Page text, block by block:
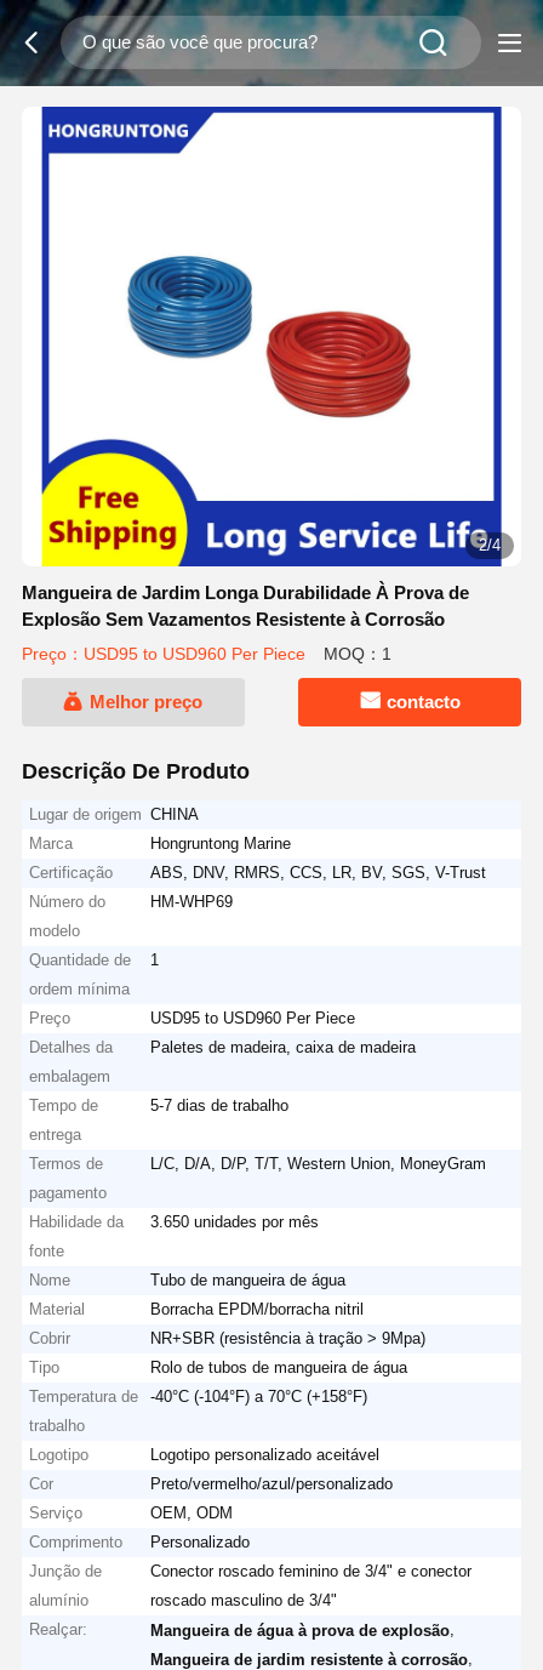
2/4
Mangueira de Jardim Longa Durabilidade À Prova de
Explosão Sem Vazamentos Resistente à Corrosão
Preço：USD95 to USD960 Per Piece MOQ：1
Melhor preço contacto
Descrição De Produto
Lugar de origem CHINA
Marca
Hongruntong Marine
Certificação
ABS, DNV, RMRS, CCS, LR, BV, SGS, V-Trust
Número do
modelo
HM-WHP69
Quantidade de
ordem mínima
1
Preço
USD95 to USD960 Per Piece
Detalhes da
embalagem
Paletes de madeira, caixa de madeira
Tempo de
entrega
5-7 dias de trabalho
Termos de
pagamento
L/C, D/A, D/P, T/T, Western Union, MoneyGram
Habilidade da
fonte
3.650 unidades por mês
Nome
Tubo de mangueira de água
Material
Borracha EPDM/borracha nitril
Cobrir
NR+SBR (resistência à tração > 9Mpa)
Tipo
Rolo de tubos de mangueira de água
Temperatura de
trabalho
-40°C (-104°F) a 70°C (+158°F)
Logotipo
Logotipo personalizado aceitável
Cor
Preto/vermelho/azul/personalizado
Serviço
OEM, ODM
Comprimento
Personalizado
Junção de
alumínio
Conector roscado feminino de 3/4" e conector
roscado masculino de 3/4"
Realçar:
Mangueira de água à prova de explosão
Mangueira de jardim resistente à corrosão